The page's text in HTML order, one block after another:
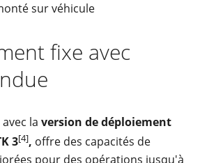
sur véhicule
fixe avec
la version de déploiement
3[4], offre des capacités de
pour des opérations jusqu'à